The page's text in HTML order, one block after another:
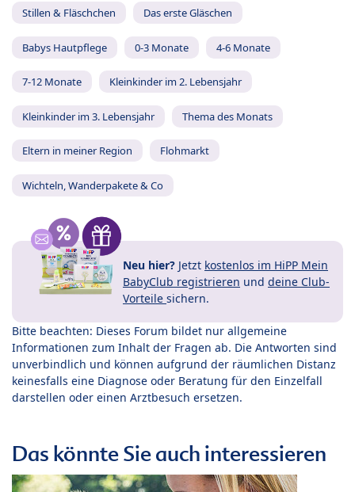
Stillen & Fläschchen Das erste Gläschen
Babys Hautpflege 0-3 Monate 4-6 Monate
7-12 Monate Kleinkinder im 2. Lebensjahr
Kleinkinder im 3. Lebensjahr Thema des Monats
Eltern in meiner Region Flohmarkt
Wichteln, Wanderpakete & Co
Neu hier? Jetzt kostenlos im HiPP Mein
BabyClub registrieren und deine Club-
Vorteile sichern.
Bitte beachten: Dieses Forum bildet nur allgemeine
Informationen zum Inhalt der Fragen ab. Die Antworten sind
unverbindlich und können aufgrund der räumlichen Distanz
keinesfalls eine Diagnose oder Beratung für den Einzelfall
darstellen oder einen Arztbesuch ersetzen.
Das könnte Sie auch interessieren